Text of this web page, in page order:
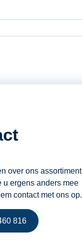
over ons assortiment
u ergens anders mee
contact met ons op.
816